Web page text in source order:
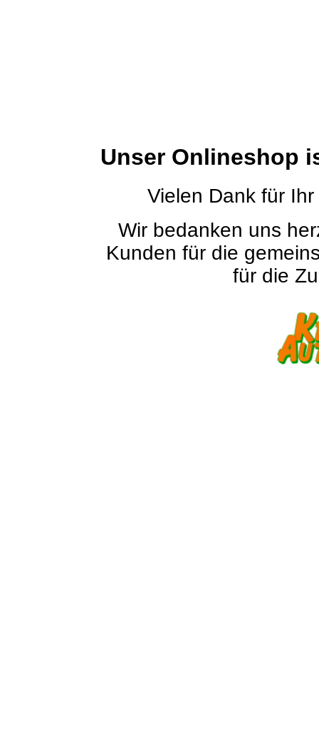
Unser Onlineshop
Vielen Dank für
Wir bedanken uns
Kunden für die
für die